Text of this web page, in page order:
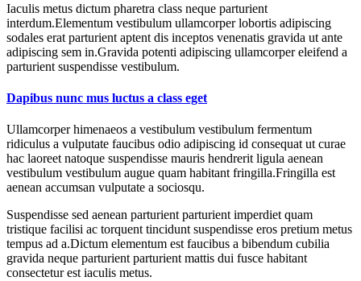
Iaculis metus dictum pharetra class neque parturient
interdum.Elementum vestibulum ullamcorper lobortis adipiscing
sodales erat parturient aptent dis inceptos venenatis gravida ut ante
adipiscing sem in.Gravida potenti adipiscing ullamcorper eleifend a
parturient suspendisse vestibulum.
Dapibus nunc mus luctus a class eget
Ullamcorper himenaeos a vestibulum vestibulum fermentum
ridiculus a vulputate faucibus odio adipiscing id consequat ut curae
hac laoreet natoque suspendisse mauris hendrerit ligula aenean
vestibulum vestibulum augue quam habitant fringilla.Fringilla est
aenean accumsan vulputate a sociosqu.
Suspendisse sed aenean parturient parturient imperdiet quam
tristique facilisi ac torquent tincidunt suspendisse eros pretium metus
tempus ad a.Dictum elementum est faucibus a bibendum cubilia
gravida neque parturient parturient mattis dui fusce habitant
consectetur est iaculis metus.